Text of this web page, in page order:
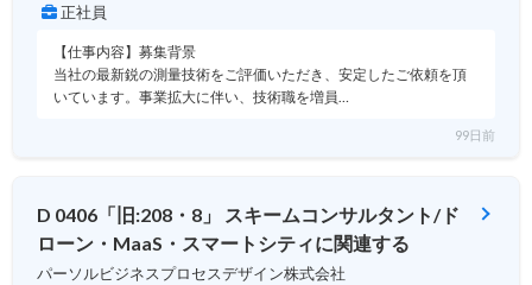
正社員
【仕事内容】募集背景
当社の最新鋭の測量技術をご評価いただき、安定したご依頼を頂
いています。事業拡大に伴い、技術職を増員…
99日前
D 0406「旧:208・8」 スキームコンサルタント/ド
ローン・MaaS・スマートシティに関連する
パーソルビジネスプロセスデザイン株式会社